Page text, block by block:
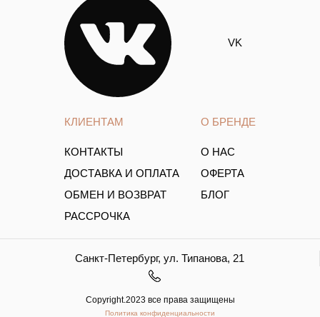
КЛИЕНТАМ
КОНТАКТЫ
ДОСТАВКА И ОПЛАТА
ОБМЕН И ВОЗВРАТ
РАССРОЧКА
О БРЕНДЕ
О НАС
ОФЕРТА
БЛОГ
VK
Санкт-Петербург, ул. Типанова, 21
Copyright.2023 все права защищены
Политика конфиденциальности